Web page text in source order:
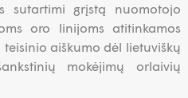
sutartimi grįstą nuomotojo
oro linijoms atitinkamos
teisinio aiškumo dėl lietuviškų
mokėjimų orlaivių